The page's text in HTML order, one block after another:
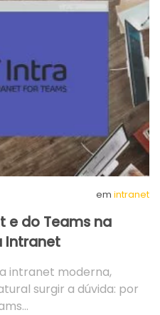
em intranet
e do Teams na
Intranet
intranet moderna,
surgir a dúvida: por